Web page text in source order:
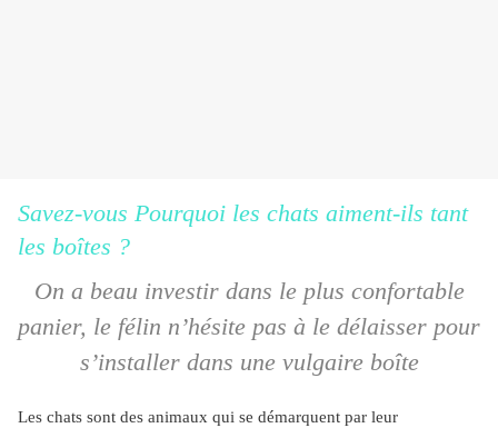
Savez-vous Pourquoi les chats aiment-ils tant
les boîtes ?
On a beau investir dans le plus confortable
panier, le félin n’hésite pas à le délaisser pour
s’installer dans une vulgaire boîte
Les chats sont des animaux qui se démarquent par leur